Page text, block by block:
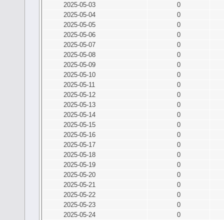
2025-05-03
0
2025-05-04
0
2025-05-05
0
2025-05-06
0
2025-05-07
0
2025-05-08
0
2025-05-09
0
2025-05-10
0
2025-05-11
0
2025-05-12
0
2025-05-13
0
2025-05-14
0
2025-05-15
0
2025-05-16
0
2025-05-17
0
2025-05-18
0
2025-05-19
0
2025-05-20
0
2025-05-21
0
2025-05-22
0
2025-05-23
0
2025-05-24
0